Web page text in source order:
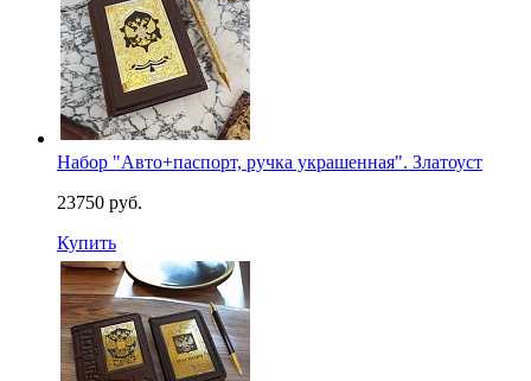
Набор "Авто+паспорт, ручка украшенная". Златоуст
23750 руб.
Купить